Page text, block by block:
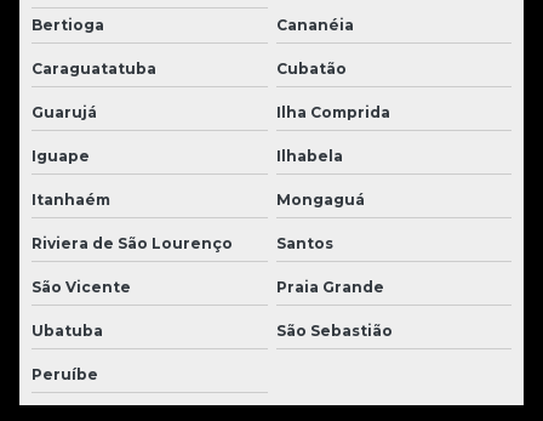
Bertioga
Cananéia
Caraguatatuba Cubatão
Guarujá Ilha Comprida
Iguape Ilhabela
Itanhaém Mongaguá
Riviera de São Lourenço Santos
São Vicente Praia Grande
Ubatuba São Sebastião
Peruíbe